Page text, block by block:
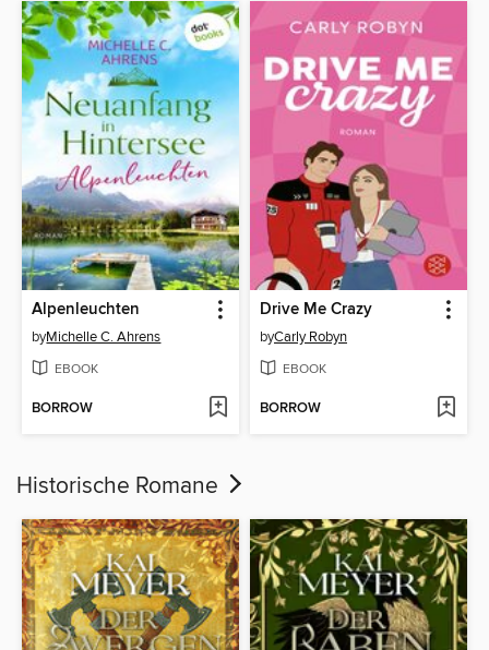
Alpenleuchten
byMichelle C. Ahrens
EBOOK
BORROW
Drive Me Crazy
byCarly Robyn
EBOOK
BORROW
Historische Romane